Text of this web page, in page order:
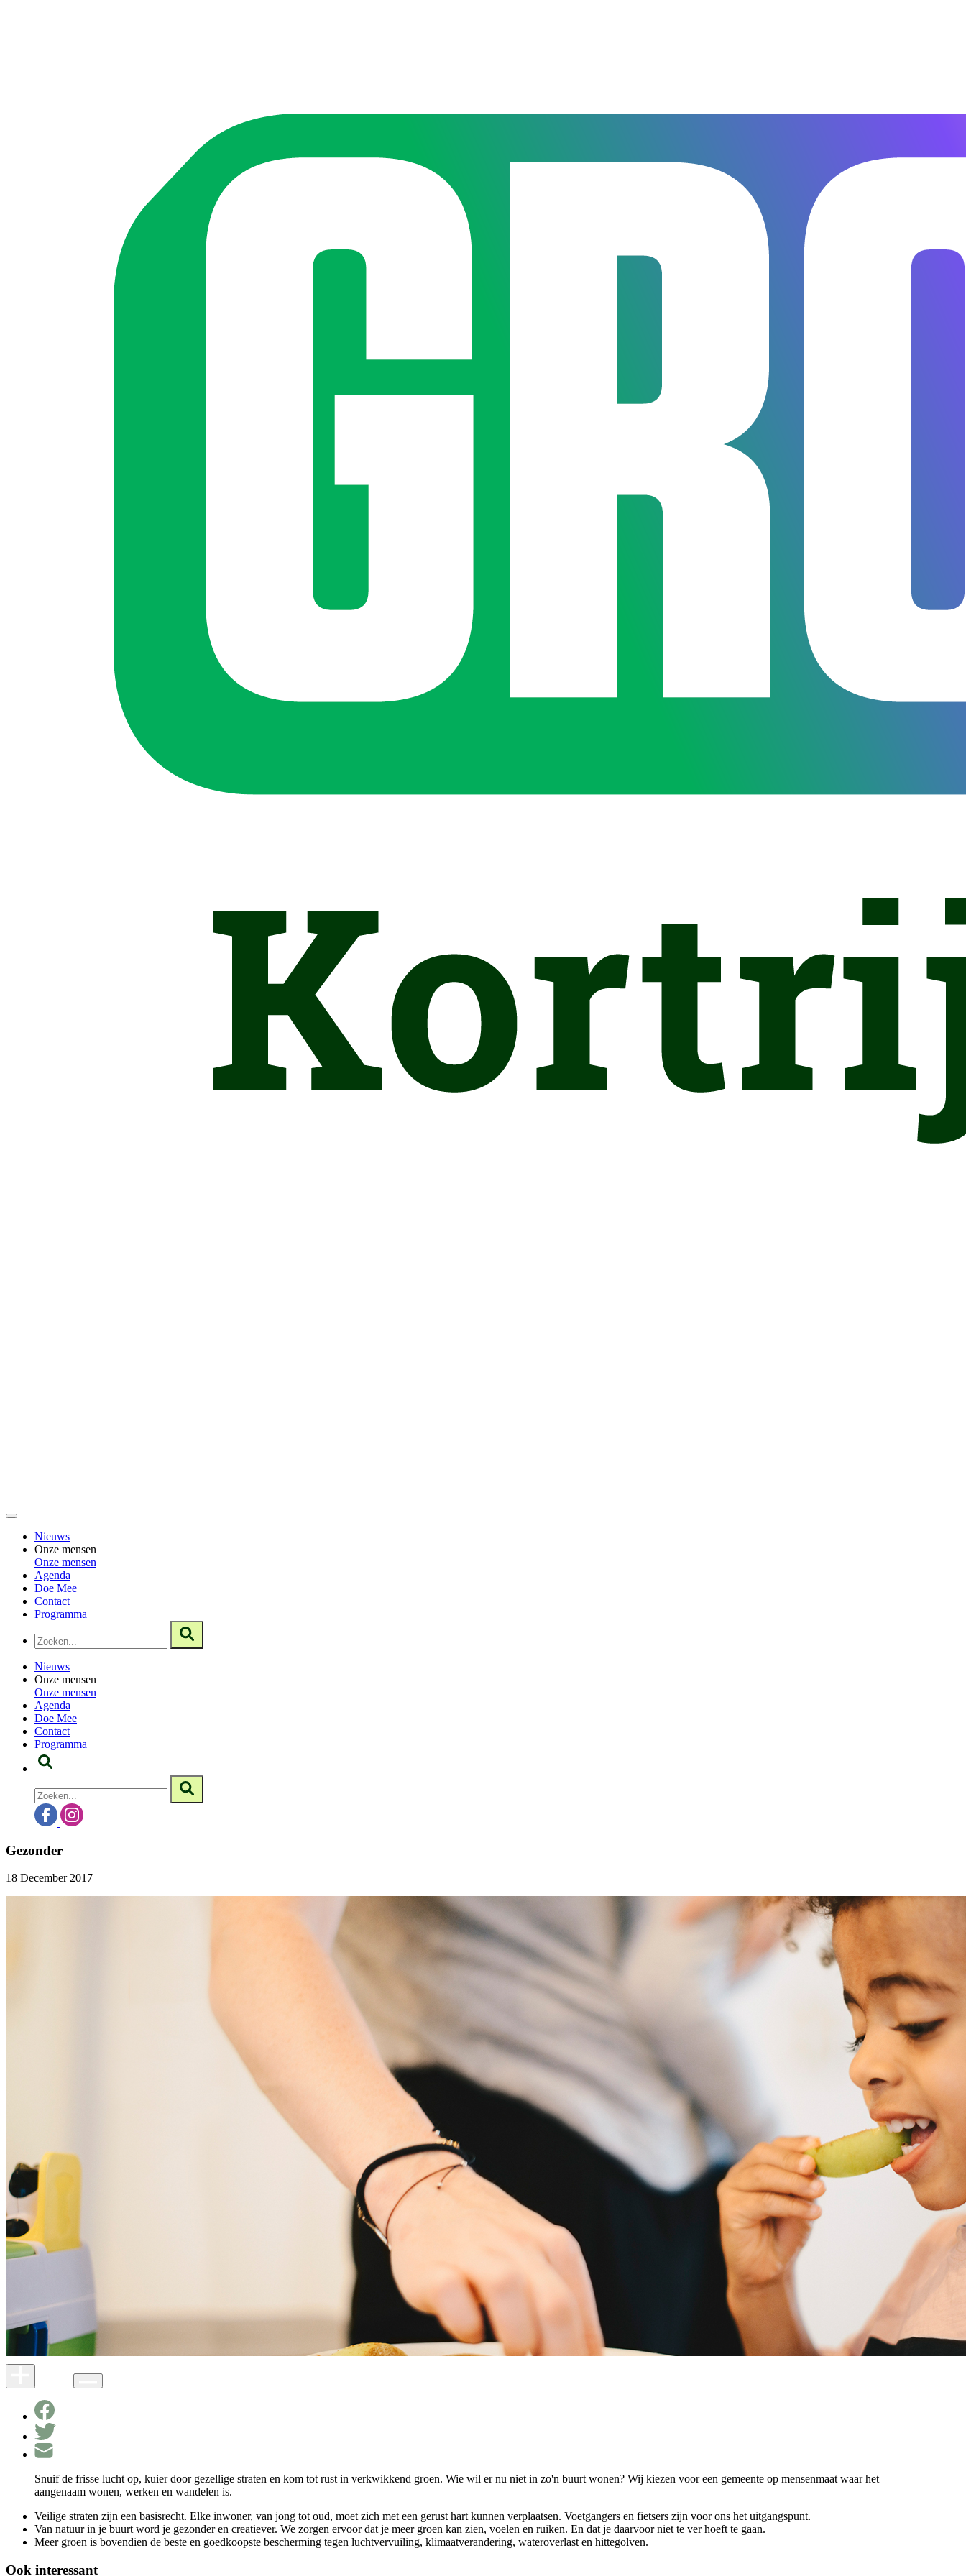
Nieuws
Onze mensen
Onze mensen
Agenda
Doe Mee
Contact
Programma
Nieuws
Onze mensen
Onze mensen
Agenda
Doe Mee
Contact
Programma
Gezonder
18 December 2017
Snuif de frisse lucht op, kuier door gezellige straten en kom tot rust in verkwikkend groen. Wie wil er nu niet in zo'n buurt wonen? Wij kiezen voor een gemeente op mensenmaat waar het
aangenaam wonen, werken en wandelen is.
Veilige straten zijn een basisrecht. Elke inwoner, van jong tot oud, moet zich met een gerust hart kunnen verplaatsen. Voetgangers en fietsers zijn voor ons het uitgangspunt.
Van natuur in je buurt word je gezonder en creatiever. We zorgen ervoor dat je meer groen kan zien, voelen en ruiken. En dat je daarvoor niet te ver hoeft te gaan.
Meer groen is bovendien de beste en goedkoopste bescherming tegen luchtvervuiling, klimaatverandering, wateroverlast en hittegolven.
Ook interessant